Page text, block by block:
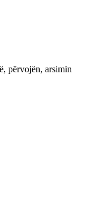
përvojën, arsimin